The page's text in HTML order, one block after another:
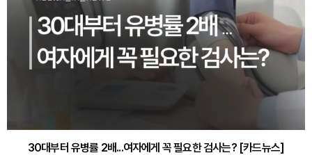
30대부터 유병률 2배...여자에게 꼭 필요한 검사는? [카드뉴스]
감기·독감 예방하고 면역력 높이는 4가지 영양제 [카드뉴스]